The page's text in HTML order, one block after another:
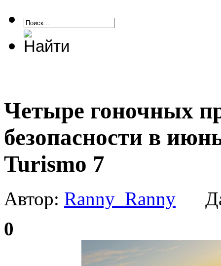
Четыре гоночных
безопасности в
Turismo 7
Автор: Ranny_Ranny
0